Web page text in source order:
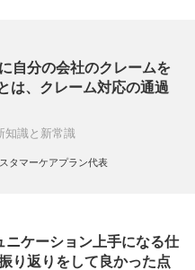
自分の会社のクレームを
は、クレーム対応の通過
知識と新常識
タマーケアプラン代表
ケーション上手になる仕
り返りをして良かった点